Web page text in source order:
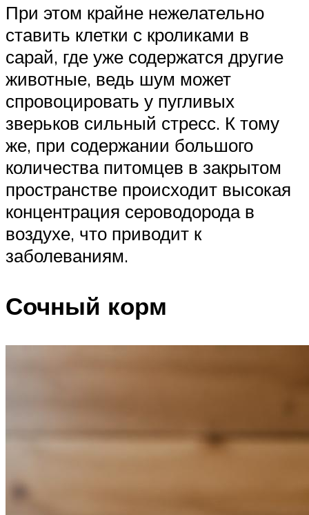
При этом крайне нежелательно
ставить клетки с кроликами в
сарай, где уже содержатся другие
животные, ведь шум может
спровоцировать у пугливых
зверьков сильный стресс. К тому
же, при содержании большого
количества питомцев в закрытом
пространстве происходит высокая
концентрация сероводорода в
воздухе, что приводит к
заболеваниям.
Сочный корм